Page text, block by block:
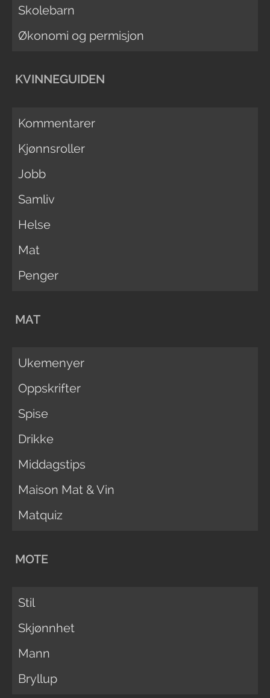
Skolebarn
Økonomi og permisjon
KVINNEGUIDEN
Kommentarer
Kjønnsroller
Jobb
Samliv
Helse
Mat
Penger
MAT
Ukemenyer
Oppskrifter
Spise
Drikke
Middagstips
Maison Mat & Vin
Matquiz
MOTE
Stil
Skjønnhet
Mann
Bryllup